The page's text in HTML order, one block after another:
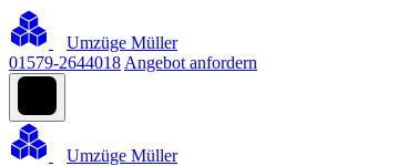
Umzüge Müller
01579-2644018 Angebot anfordern
Umzüge Müller